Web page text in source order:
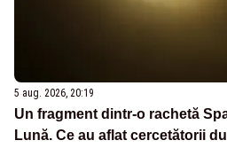
5 aug. 2026, 20:19
Un fragment dintr-o rachetă
Lună. Ce au aflat cercetătorii